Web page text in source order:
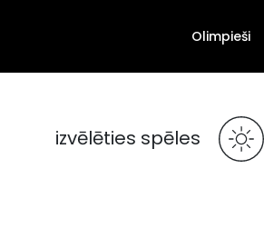
Olimpieši
izvēlēties spēles